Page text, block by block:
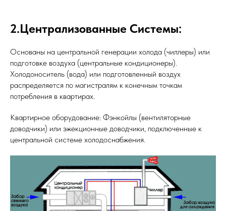
2.Централизованные Системы:
Основаны на центральной генерации холода (чиллеры) или
подготовке воздуха (центральные кондиционеры).
Холодоноситель (вода) или подготовленный воздух
распределяется по магистралям к конечным точкам
потребления в квартирах.
Квартирное оборудование: Фэнкойлы (вентиляторные
доводчики) или эжекционные доводчики, подключенные к
центральной системе холодоснабжения.